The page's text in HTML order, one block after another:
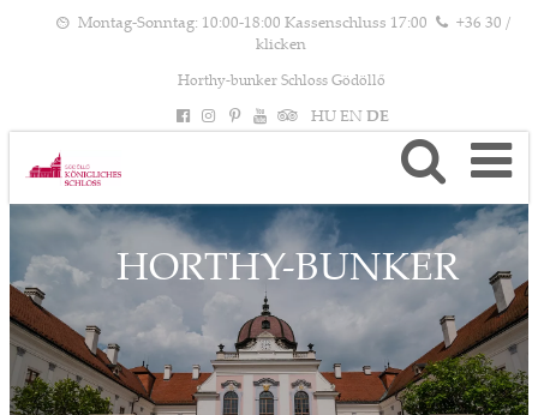
Montag-Sonntag: 10:00-18:00 Kassenschluss 17:00
+36 30 /
klicken
Horthy-bunker Schloss Gödöllő
HU EN DE
HORTHY-BUNKER